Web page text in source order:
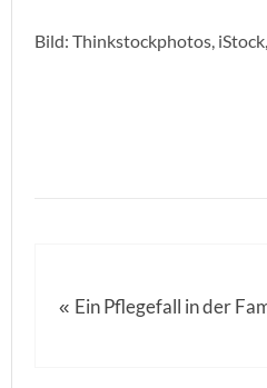
Bild: Thinkstockphotos,
« Ein Pflegefall in der